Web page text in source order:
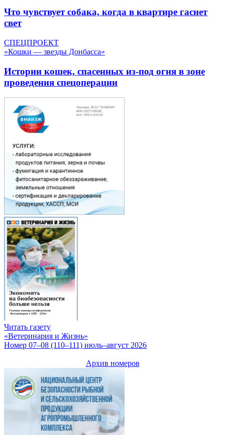
Что чувствует собака, когда в квартире гаснет
свет
СПЕЦПРОЕКТ
«Кошки — звезды Донбасса»
Истории кошек, спасенных из-под огня в зоне
проведения спецоперации
Читать газету
«Ветеринария и Жизнь»
Номер 07–08 (110–111) июль–август 2026
Архив номеров